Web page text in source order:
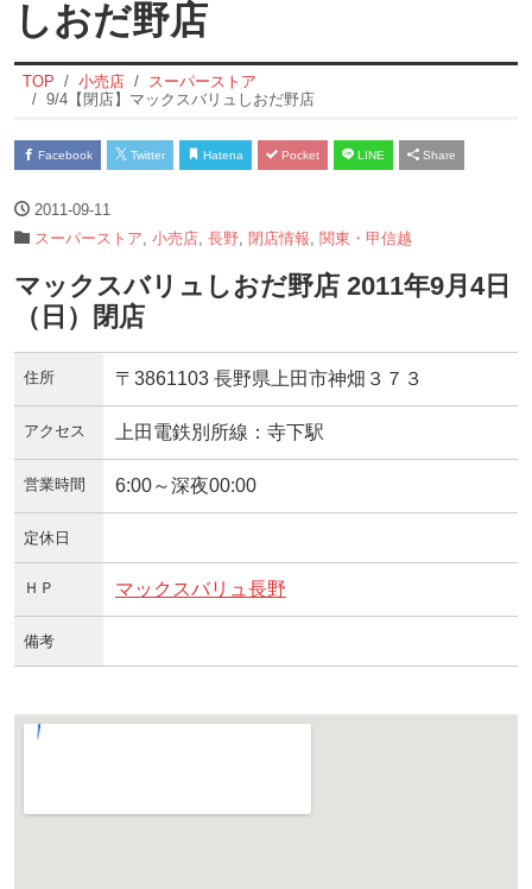
しおだ野店
TOP 小売店
スーパーストア
9/4【閉店】マックスバリュしおだ野店
Facebook Twitter Hatena Pocket LINE Share
2011-09-11
スーパーストア 小売店 長野 閉店情報 関東・甲信越
マックスバリュしおだ野店 2011年9月4日
（日）閉店
住所 〒3861103 長野県上田市神畑３７３
アクセス 上田電鉄別所線：寺下駅
営業時間 6:00～深夜00:00
定休日
ＨＰ マックスバリュ長野
備考